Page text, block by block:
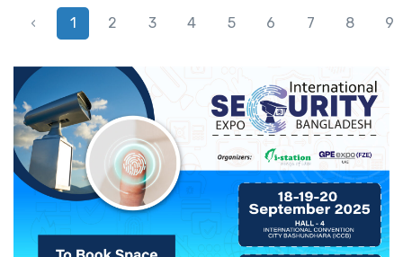
‹ 1 2 3 4 5 6 7 8 9